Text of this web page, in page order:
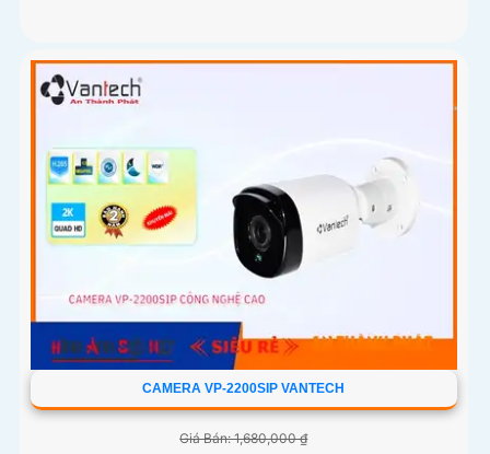
CAMERA VP-2200SIP VANTECH
Giá Bán: 1,680,000 ₫